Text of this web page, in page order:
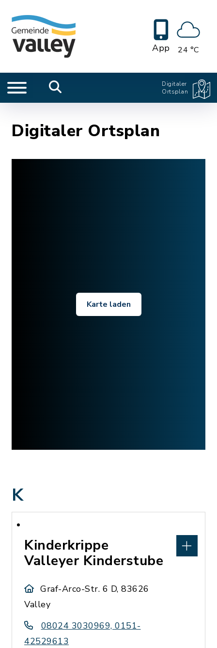
App 24 °C
Digitaler
Ortsplan
Digitaler Ortsplan
Karte laden
K
Kinderkrippe
Valleyer Kinderstube
Graf-Arco-Str. 6 D, 83626
Valley
08024 3030969, 0151-
42529613